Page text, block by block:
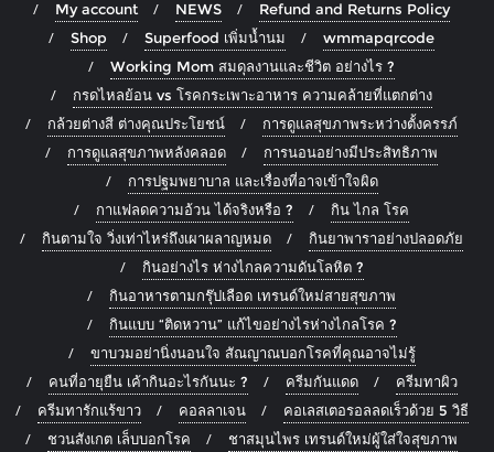
My account NEWS
Refund and Returns Policy
Shop
Superfood เพิ่มน้ำนม
wmmapqrcode
Working Mom สมดุลงานและชีวิต อย่างไร ?
กรดไหลย้อน vs โรคกระเพาะอาหาร ความคล้ายที่แตกต่าง
กล้วยต่างสี ต่างคุณประโยชน์
การดูแลสุขภาพระหว่างตั้งครรภ์
การดูแลสุขภาพหลังคลอด
การนอนอย่างมีประสิทธิภาพ
การปฐมพยาบาล และเรื่องที่อาจเข้าใจผิด
กาแฟลดความอ้วน ได้จริงหรือ ?
กิน ไกล โรค
กินตามใจ วิ่งเท่าไหร่ถึงเผาผลาญหมด
กินยาพาราอย่างปลอดภัย
กินอย่างไร ห่างไกลความดันโลหิต ?
กินอาหารตามกรุ๊ปเลือด เทรนด์ใหม่สายสุขภาพ
กินแบบ “ติดหวาน” แก้ไขอย่างไรห่างไกลโรค ?
ขาบวมอย่านิ่งนอนใจ สัณญาณบอกโรคที่คุณอาจไม่รู้
คนที่อายุยืน เค้ากินอะไรกันนะ ?
ครีมกันแดด
ครีมทาผิว
ครีมทารักแร้ขาว
คอลลาเจน
คอเลสเตอรอลลดเร็วด้วย 5 วิธี
ชวนสังเกต เล็บบอกโรค
ชาสมุนไพร เทรนด์ใหม่ผู้ใส่ใจสุขภาพ